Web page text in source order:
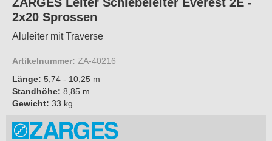
2x20 Sprossen
Aluleiter mit Traverse
Artikelnummer: ZA-40216
Länge: 5,74 - 10,25 m
Standhöhe: 8,85 m
Gewicht: 33 kg